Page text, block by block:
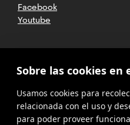
Facebook
Youtube
2025 CETT. Todos los derechos
reservados
Aviso legal
Política de
Sobre las cookies en
Usamos cookies para
relacionada con el uso y
para poder proveer